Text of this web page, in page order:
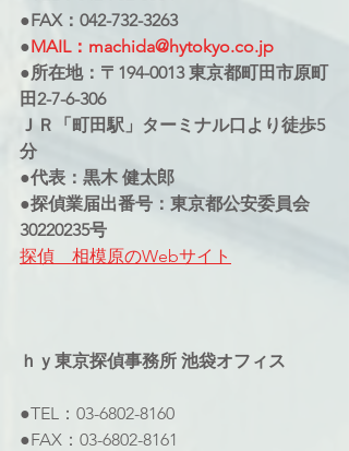
●FAX：042-732-3263
●MAIL：machida@hytokyo.co.jp
●所在地：〒194-0013 東京都町田市原町
田2-7-6-306
ＪＲ「町田駅」ターミナル口より徒歩5
分
●代表：黒木 健太郎
●探偵業届出番号：東京都公安委員会
30220235号
探偵　相模原のWebサイト
ｈｙ東京探偵事務所 池袋オフィス
●TEL：03-6802-8160
●FAX：03-6802-8161